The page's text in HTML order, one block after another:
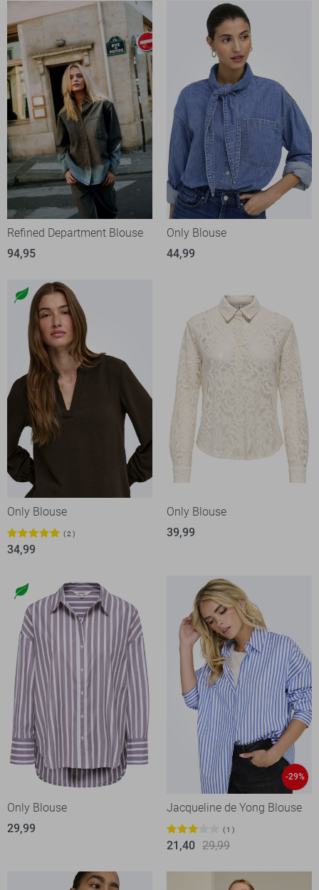
Refined Department Blouse
94,95
Only Blouse
44,99
Only Blouse
2
34,99
Only Blouse
39,99
Only Blouse
29,99
-29%
Jacqueline de Yong Blouse
1
21,40 29,99